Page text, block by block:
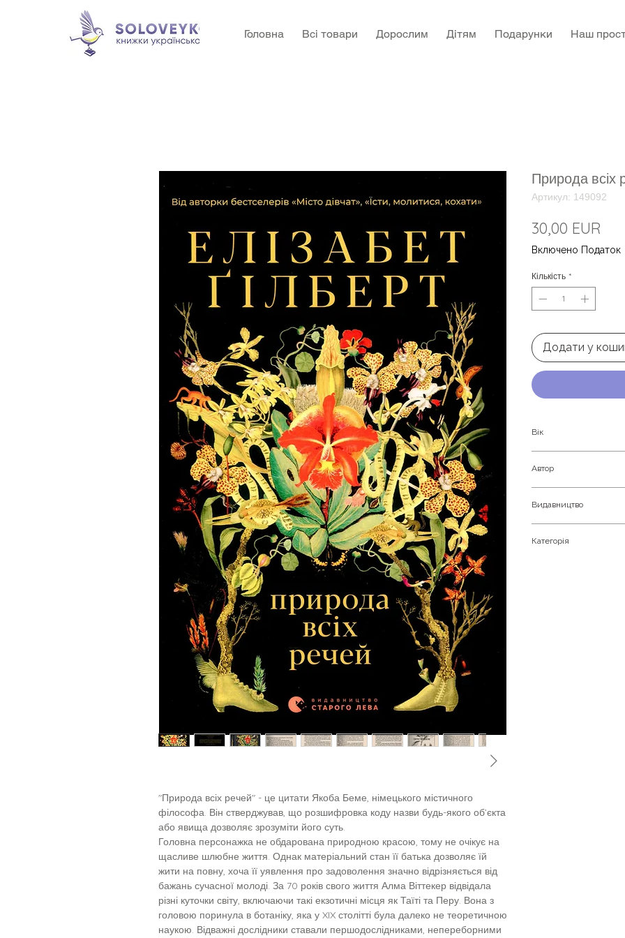
Головна Всі товари Дорослим Дітям Подарунки Наш
"Природа всіх речей" - це цитати Якоба Беме, німецького містичного
філософа. Він стверджував, що розшифровка коду назви будь-якого об’єкта
або явища дозволяє зрозуміти його суть.
Головна персонажка не обдарована природною красою, тому не очікує на
щасливе шлюбне життя. Однак матеріальний стан її батька дозволяє їй
жити на повну, хоча її уявлення про задоволення значно відрізняється від
бажань сучасної молоді. За 70 років свого життя Алма Віттекер відвідала
різні куточки світу, включаючи такі екзотичні місця як Таїті та Перу. Вона з
головою поринула в ботаніку, яка у XIX столітті була далеко не теоретичною
наукою. Відважні дослідники ставали першодослідниками, непереборними
Природа всіх
Артикул: 149092
30,00 EUR
Включено Податок
Кількість *
Додати у
Вік
Автор
Видавництво
Категорія